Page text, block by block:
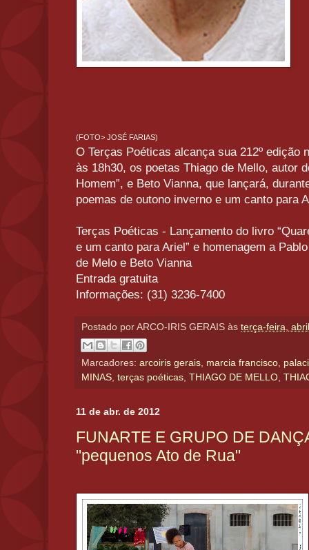
(FOTO> JOSÉ FARIAS)
O Terças Poéticas alcança sua 212º edição
às 18h30, os poetas Thiago de Mello, autor
Homem”, e Beto Vianna, que lançará,
poemas de outono inverno e um canto para
Terças Poéticas - Lançamento do livro
e um canto para Ariel” e homenagem a
de Melo e Beto Vianna
Entrada gratuita
Informações: (31) 3236-7400
Postado por ARCO-IRIS GERAIS às terça-feira,
Marcadores: arcoiris gerais marcia francisco
MINAS terças poéticas THIAGO DE MELLO
11 de abr. de 2012
FUNARTE E GRUPO DE
"pequenos Ato de Rua"